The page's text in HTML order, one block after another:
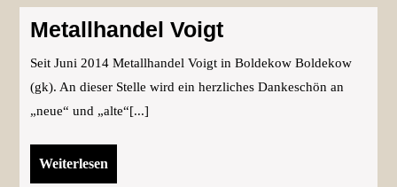
Metallhandel Voigt
Seit Juni 2014 Metallhandel Voigt in Boldekow Boldekow
(gk). An dieser Stelle wird ein herzliches Dankeschön an
„neue“ und „alte“[...]
Weiterlesen